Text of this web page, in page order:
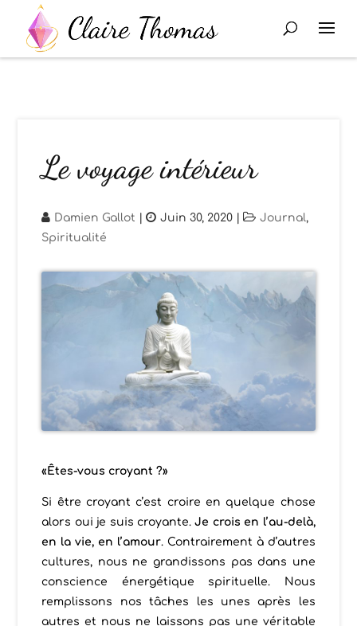
Le voyage intérieur
Damien Gallot | Juin 30, 2020 | Journal,
Spiritualité
«Êtes-vous croyant ?»
Si être croyant c’est croire en quelque chose
alors oui je suis croyante.Je crois en l’au-delà,
en la vie, en l’amour. Contrairement à d’autres
cultures, nous ne grandissons pas dans une
conscience énergétique spirituelle. Nous
remplissons nos tâches les unes après les
autres et nous ne laissons pas une véritable